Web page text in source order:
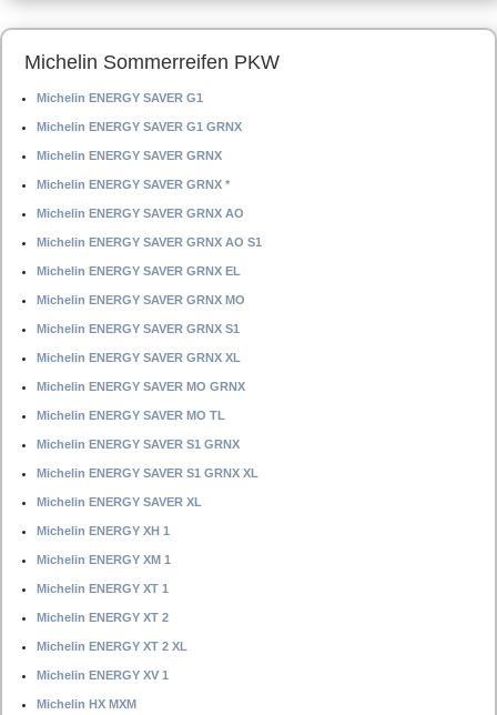
Michelin Sommerreifen PKW
Michelin ENERGY SAVER G1
Michelin ENERGY SAVER G1 GRNX
Michelin ENERGY SAVER GRNX
Michelin ENERGY SAVER GRNX *
Michelin ENERGY SAVER GRNX AO
Michelin ENERGY SAVER GRNX AO S1
Michelin ENERGY SAVER GRNX EL
Michelin ENERGY SAVER GRNX MO
Michelin ENERGY SAVER GRNX S1
Michelin ENERGY SAVER GRNX XL
Michelin ENERGY SAVER MO GRNX
Michelin ENERGY SAVER MO TL
Michelin ENERGY SAVER S1 GRNX
Michelin ENERGY SAVER S1 GRNX XL
Michelin ENERGY SAVER XL
Michelin ENERGY XH 1
Michelin ENERGY XM 1
Michelin ENERGY XT 1
Michelin ENERGY XT 2
Michelin ENERGY XT 2 XL
Michelin ENERGY XV 1
Michelin HX MXM